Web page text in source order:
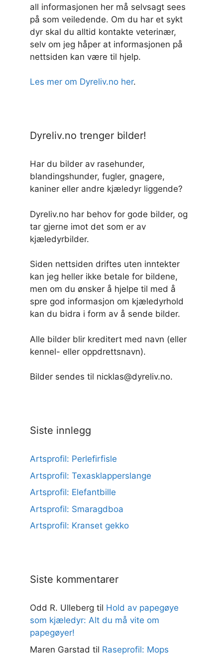
all informasjonen her må selvsagt sees
på som veiledende. Om du har et sykt
dyr skal du alltid kontakte veterinær,
selv om jeg håper at informasjonen på
nettsiden kan være til hjelp.
Les mer om Dyreliv.no her.
Dyreliv.no trenger bilder!
Har du bilder av rasehunder,
blandingshunder, fugler, gnagere,
kaniner eller andre kjæledyr liggende?
Dyreliv.no har behov for gode bilder, og
tar gjerne imot det som er av
kjæledyrbilder.
Siden nettsiden driftes uten inntekter
kan jeg heller ikke betale for bildene,
men om du ønsker å hjelpe til med å
spre god informasjon om kjæledyrhold
kan du bidra i form av å sende bilder.
Alle bilder blir kreditert med navn (eller
kennel- eller oppdrettsnavn).
Bilder sendes til nicklas@dyreliv.no.
Siste innlegg
Artsprofil: Perlefirfisle
Artsprofil: Texasklapperslange
Artsprofil: Elefantbille
Artsprofil: Smaragdboa
Artsprofil: Kranset gekko
Siste kommentarer
Odd R. Ulleberg til Hold av papegøye
som kjæledyr: Alt du må vite om
papegøyer!
Maren Garstad til Raseprofil: Mops